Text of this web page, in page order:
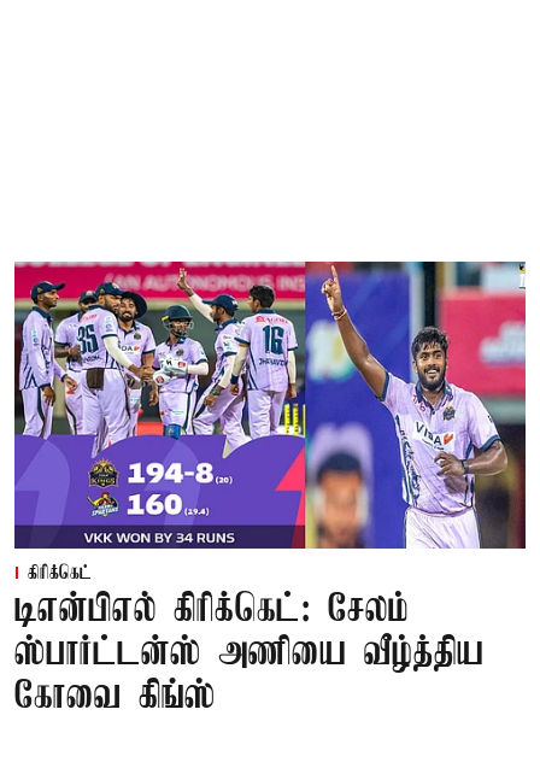
கிரிக்கெட்
டிஎன்பிஎல் கிரிக்கெட்: சேலம்
ஸ்பார்ட்டன்ஸ் அணியை வீழ்த்திய
கோவை கிங்ஸ்